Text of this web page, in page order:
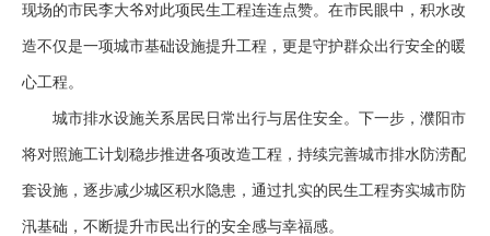
现场的市民李大爷对此项民生工程连连点赞。在市民眼中，积水改
造不仅是一项城市基础设施提升工程，更是守护群众出行安全的暖
心工程。
城市排水设施关系居民日常出行与居住安全。下一步， 濮阳市
将对照施工计划稳步推进各项改造工程，持续完善城市排水防涝配
套设施，逐步减少城区积水隐患，通过扎实的民生工程夯实城市防
汛基础，不断提升市民出行的安全感与幸福感。